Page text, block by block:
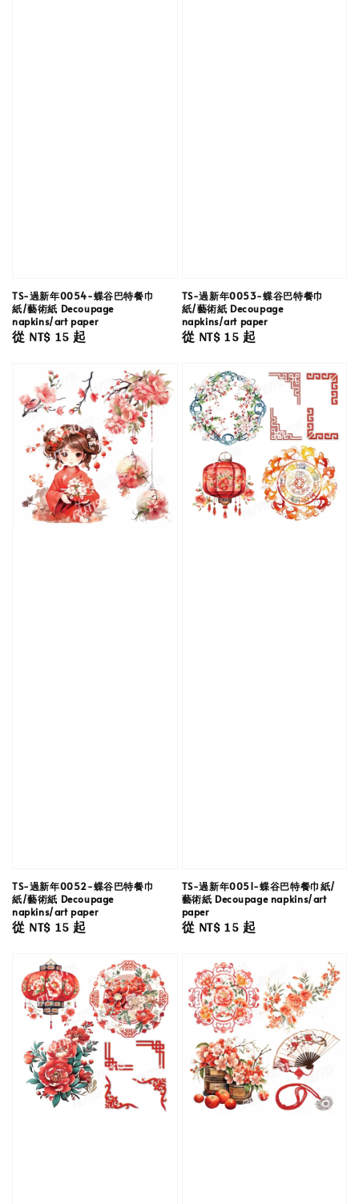
TS-過新年0054-蝶谷巴特餐巾
紙/藝術紙 Decoupage
napkins/art paper
Regular
從 NT$ 15起
TS-過新年0053-蝶谷巴特餐巾
紙/藝術紙 Decoupage
napkins/art paper
Regular
從 NT$ 15起
TS-過新年0052-蝶谷巴特餐巾
紙/藝術紙 Decoupage
napkins/art paper
Regular
從 NT$ 15起
TS-過新年0051-蝶谷巴特餐巾紙/
藝術紙 Decoupage napkins/art
paper
Regular
從 NT$ 15起